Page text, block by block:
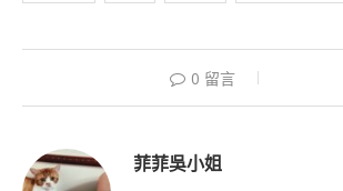
0 留言
菲菲吳小姐